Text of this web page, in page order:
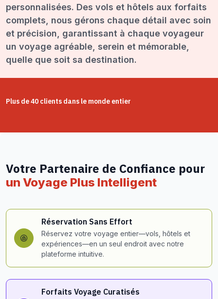
personnalisées. Des vols et hôtels aux forfaits
complets, nous gérons chaque détail avec soin
et précision, garantissant à chaque voyageur
un voyage agréable, serein et mémorable,
quelle que soit sa destination.
Plus de 40 clients dans le monde entier
Votre Partenaire de Confiance pour
un Voyage Plus Intelligent
Réservation Sans Effort
Réservez votre voyage entier—vols, hôtels et
expériences—en un seul endroit avec notre
plateforme intuitive.
Forfaits Voyage Curatisés